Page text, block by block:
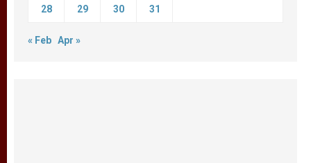
28 29 30 31
« Feb Apr »